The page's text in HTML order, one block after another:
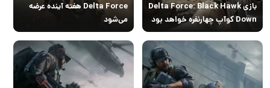
بازی Delta Force: Black Hawk
Down کوآپ چهارنفره خواهد بود
Delta Force هفته آینده عرضه
می‌شود